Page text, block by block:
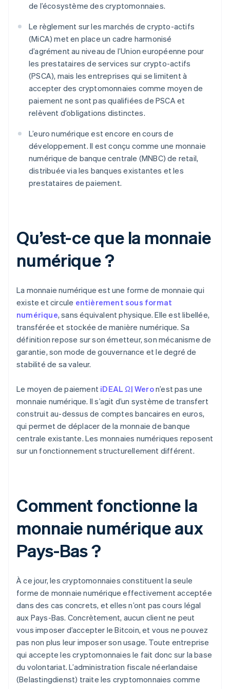
de l’écosystème des cryptomonnaies.
Le règlement sur les marchés de crypto-actifs
(MiCA) met en place un cadre harmonisé
d’agrément au niveau de l’Union européenne pour
les prestataires de services sur crypto-actifs
(PSCA), mais les entreprises qui se limitent à
accepter des cryptomonnaies comme moyen de
paiement ne sont pas qualifiées de PSCA et
relèvent d’obligations distinctes.
L’euro numérique est encore en cours de
développement. Il est conçu comme une monnaie
numérique de banque centrale (MNBC) de retail,
distribuée via les banques existantes et les
prestataires de paiement.
Qu’est-ce que la monnaie
numérique ?
La monnaie numérique est une forme de monnaie qui
existe et circule entièrement sous format
numérique, sans équivalent physique. Elle est libellée,
transférée et stockée de manière numérique. Sa
définition repose sur son émetteur, son mécanisme de
garantie, son mode de gouvernance et le degré de
stabilité de sa valeur.
Le moyen de paiement iDEAL Ω| Weron’est pas une
monnaie numérique. Il s’agit d’un système de transfert
construit au-dessus de comptes bancaires en euros,
qui permet de déplacer de la monnaie de banque
centrale existante. Les monnaies numériques reposent
sur un fonctionnement structurellement différent.
Comment fonctionne la
monnaie numérique aux
Pays-Bas ?
À ce jour, les cryptomonnaies constituent la seule
forme de monnaie numérique effectivement acceptée
dans des cas concrets, et elles n’ont pas cours légal
aux Pays-Bas. Concrètement, aucun client ne peut
vous imposer d’accepter le Bitcoin, et vous ne pouvez
pas non plus leur imposer son usage. Toute entreprise
qui accepte les cryptomonnaies le fait donc sur la base
du volontariat. L’administration fiscale néerlandaise
(Belastingdienst) traite les cryptomonnaies comme